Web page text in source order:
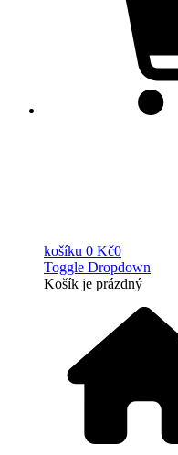
košíku 0 Kč0
Toggle Dropdown
Košík je prázdný